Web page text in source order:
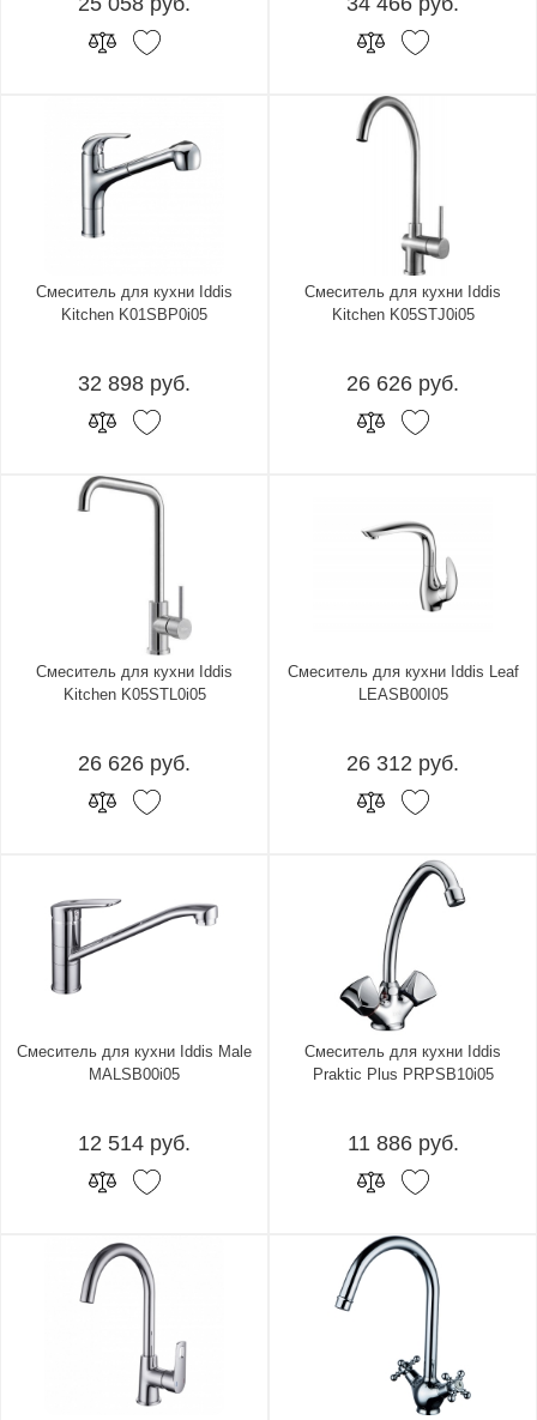
Смеситель для кухни Iddis
Kitchen K01SBP0i05
32 898 руб.
Смеситель для кухни Iddis
Kitchen K05STJ0i05
26 626 руб.
Смеситель для кухни Iddis
Kitchen K05STL0i05
26 626 руб.
Смеситель для кухни Iddis Leaf
LEASB00I05
26 312 руб.
Смеситель для кухни Iddis Male
MALSB00i05
12 514 руб.
Смеситель для кухни Iddis
Praktic Plus PRPSB10i05
11 886 руб.